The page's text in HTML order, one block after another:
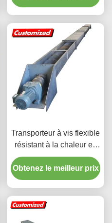
Transporteur à vis flexible
résistant à la chaleur en
acier inoxydable avec
taille personnalisée pour
le transport de flocons de
Obtenez le meilleur prix